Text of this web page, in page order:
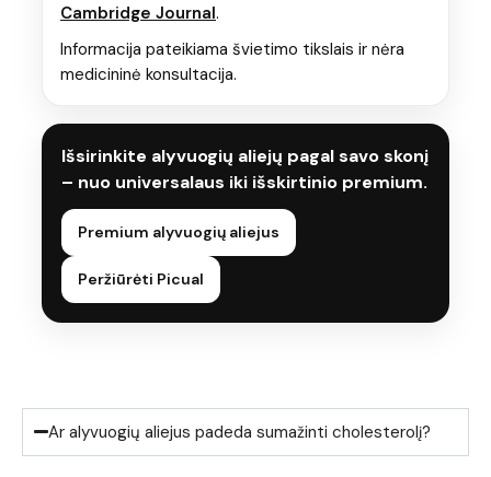
Cambridge Journal.
Informacija pateikiama švietimo tikslais ir nėra
medicininė konsultacija.
Išsirinkite alyvuogių aliejų pagal savo skonį
– nuo universalaus iki išskirtinio premium.
Premium alyvuogių aliejus
Peržiūrėti Picual
Ar alyvuogių aliejus padeda sumažinti cholesterolį?